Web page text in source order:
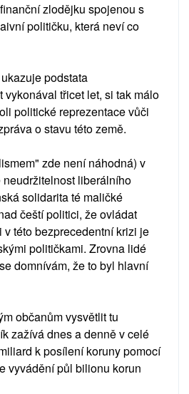
zlodějku spojenou s
političku, která neví co
podstata
třicet let, si tak málo
politické reprezentace vůči
o stavu této země.
zde není náhodná) v
liberálního
solidarita té maličké
čeští politici, že ovládat
této bezprecedentní krizi je
političkami. Zrovna lidé
domnívám, že to byl hlavní
občanům vysvětlit tu
zažívá dnes a denně v celé
k posílení koruny pomocí
vyvádění půl bilionu korun